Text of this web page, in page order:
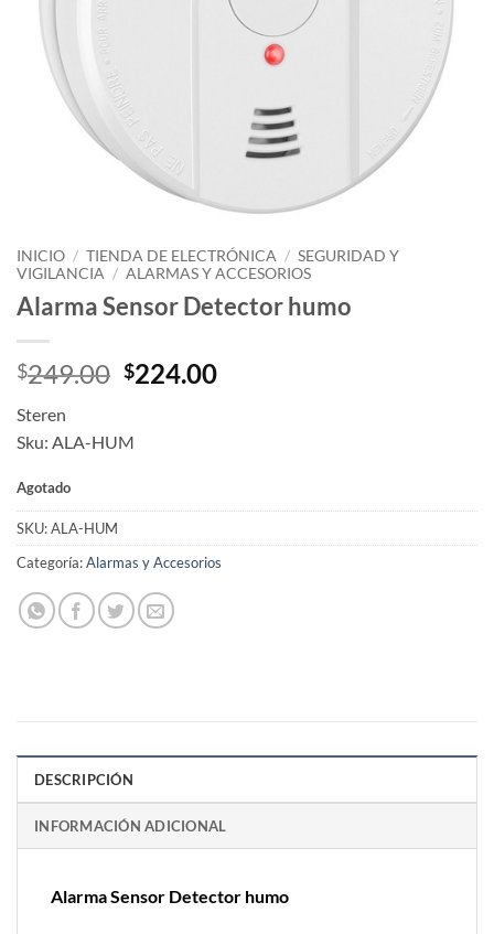
INICIO / TIENDA DE ELECTRÓNICA / SEGURIDAD Y
VIGILANCIA / ALARMAS Y ACCESORIOS
Alarma Sensor Detector humo
$249.00 Original
$249.00.
$224.00Current
Steren
Sku: ALA-HUM
Agotado
SKU:ALA-HUM
Categoría:Alarmas y Accesorios
DESCRIPCIÓN
INFORMACIÓN ADICIONAL
Alarma Sensor Detector humo